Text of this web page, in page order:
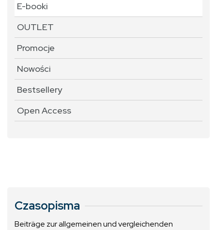
E-booki
OUTLET
Promocje
Nowości
Bestsellery
Open Access
Czasopisma
Beiträge zur allgemeinen und vergleichenden